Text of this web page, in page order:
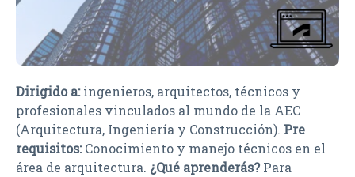
Dirigido a:ingenieros, arquitectos, técnicos y
profesionales vinculados al mundo de la AEC
(Arquitectura, Ingeniería y Construcción). Pre
requisitos:Conocimiento y manejo técnicos en el
área de arquitectura. ¿Qué aprenderás?Para